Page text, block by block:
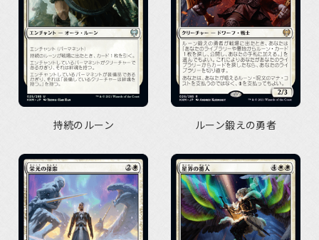
持続のルーン ルーン鍛えの勇者